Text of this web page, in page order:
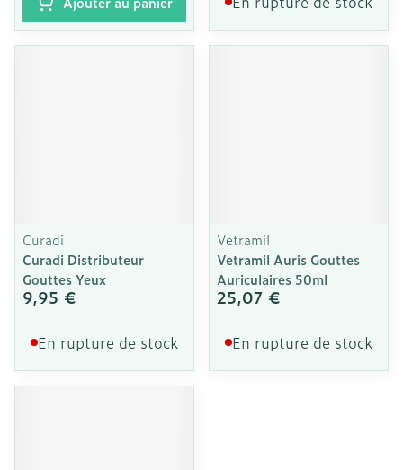
Curadi
Curadi Distributeur
Gouttes Yeux
9,95 €
En rupture de stock
Vetramil
Vetramil Auris Gouttes
Auriculaires 50ml
25,07 €
En rupture de stock